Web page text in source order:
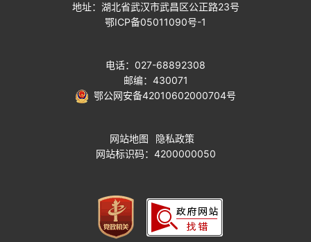
地址：湖北省武汉市武昌区公正路23号
鄂ICP备05011090号-1
电话：027-68892308
邮编：430071
鄂公网安备42010602000704号
网站地图
隐私政策
网站标识码：4200000050